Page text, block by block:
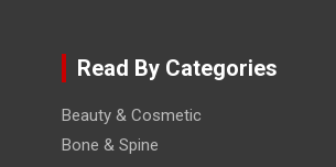
Read By Categories
Beauty & Cosmetic
Bone & Spine